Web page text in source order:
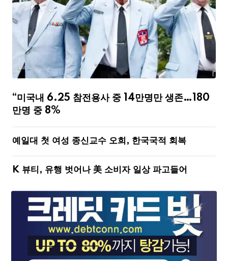
“미국내 6.25 참전용사 중 14만명만 생존…180
만명 중 8%
예일대 첫 여성 종신교수 오희, 한국국적 회복
K 뷰티, 유행 벗어나 美 소비자 일상 파고들어